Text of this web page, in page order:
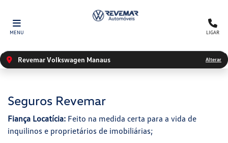
MENU LIGAR
Revemar Volkswagen Manaus Alterar
Seguros Revemar
Fiança Locatícia: Feito na medida certa para a vida de
inquilinos e proprietários de imobiliárias;